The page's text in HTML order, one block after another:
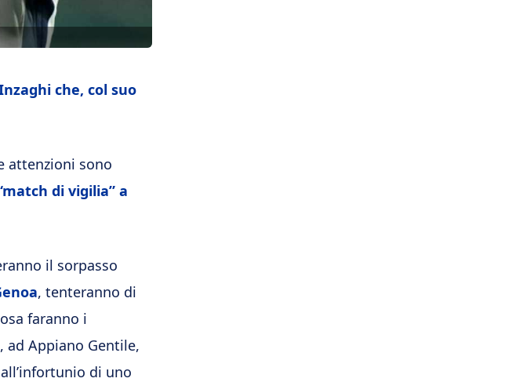
che, col suo
attenzioni sono
di vigilia” a
il sorpasso
, tenteranno di
faranno i
ad Appiano Gentile,
di uno